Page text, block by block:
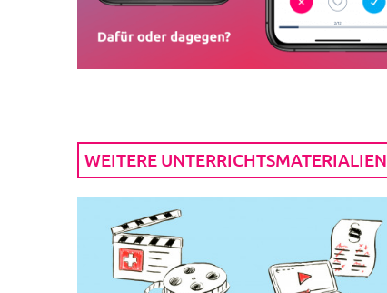
WEITERE UNTERRICHTSMATERIALIEN